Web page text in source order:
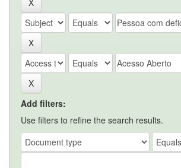
Add filters:
Use filters to refine the search results.